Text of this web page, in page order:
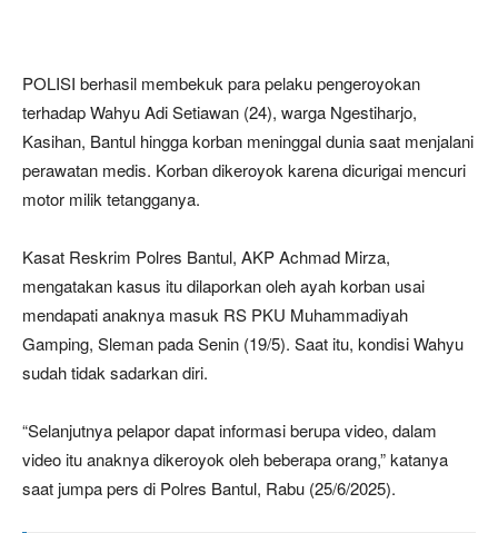
POLISI berhasil membekuk para pelaku pengeroyokan
terhadap Wahyu Adi Setiawan (24), warga Ngestiharjo,
Kasihan, Bantul hingga korban meninggal dunia saat menjalani
perawatan medis. Korban dikeroyok karena dicurigai mencuri
motor milik tetangganya.
Kasat Reskrim Polres Bantul, AKP Achmad Mirza,
mengatakan kasus itu dilaporkan oleh ayah korban usai
mendapati anaknya masuk RS PKU Muhammadiyah
Gamping, Sleman pada Senin (19/5). Saat itu, kondisi Wahyu
sudah tidak sadarkan diri.
“Selanjutnya pelapor dapat informasi berupa video, dalam
video itu anaknya dikeroyok oleh beberapa orang,” katanya
saat jumpa pers di Polres Bantul, Rabu (25/6/2025).